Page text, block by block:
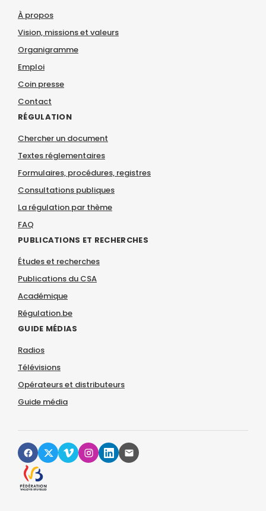
À propos
Vision, missions et valeurs
Organigramme
Emploi
Coin presse
Contact
RÉGULATION
Chercher un document
Textes réglementaires
Formulaires, procédures, registres
Consultations publiques
La régulation par thème
FAQ
PUBLICATIONS ET RECHERCHES
Études et recherches
Publications du CSA
Académique
Régulation.be
GUIDE MÉDIAS
Radios
Télévisions
Opérateurs et distributeurs
Guide média